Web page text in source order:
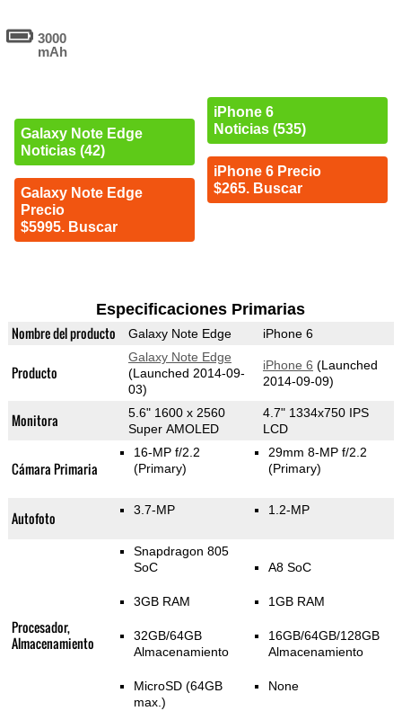
3000
mAh
Galaxy Note Edge
Noticias (42)
Galaxy Note Edge
Precio
$5995. Buscar
iPhone 6
Noticias (535)
iPhone 6 Precio
$265. Buscar
Especificaciones Primarias
Nombre del producto Galaxy Note Edge iPhone 6
Producto
Galaxy Note Edge
(Launched 2014-09-
03)
iPhone 6 (Launched
2014-09-09)
Monitora
5.6" 1600 x 2560
Super AMOLED
4.7" 1334x750 IPS
LCD
Cámara Primaria
16-MP f/2.2
(Primary)
29mm 8-MP f/2.2
(Primary)
Autofoto 3.7-MP 1.2-MP
Procesador,
Almacenamiento
Snapdragon 805
SoC
3GB RAM
32GB/64GB
Almacenamiento
MicroSD (64GB
max.)
A8 SoC
1GB RAM
16GB/64GB/128GB
Almacenamiento
None